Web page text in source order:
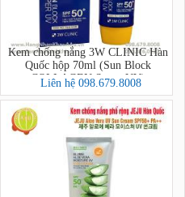
Kem chống nắng 3W CLINIC Hàn
Quốc hộp 70ml (Sun Block
COLLAGEN Super UV)
Liên hệ 098.679.8008